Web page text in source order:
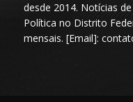
desde 2014. Notícias
Política no Distrito
mensais. [Email]: